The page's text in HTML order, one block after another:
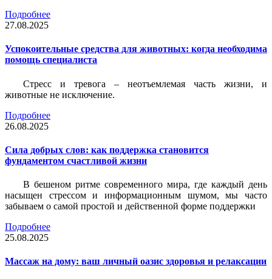
Подробнее
27.08.2025
Успокоительные средства для животных: когда необходима
помощь специалиста
Стресс и тревога – неотъемлемая часть жизни, и
животные не исключение.
Подробнее
26.08.2025
Сила добрых слов: как поддержка становится
фундаментом счастливой жизни
В бешеном ритме современного мира, где каждый день
насыщен стрессом и информационным шумом, мы часто
забываем о самой простой и действенной форме поддержки
Подробнее
25.08.2025
Массаж на дому: ваш личный оазис здоровья и релаксации